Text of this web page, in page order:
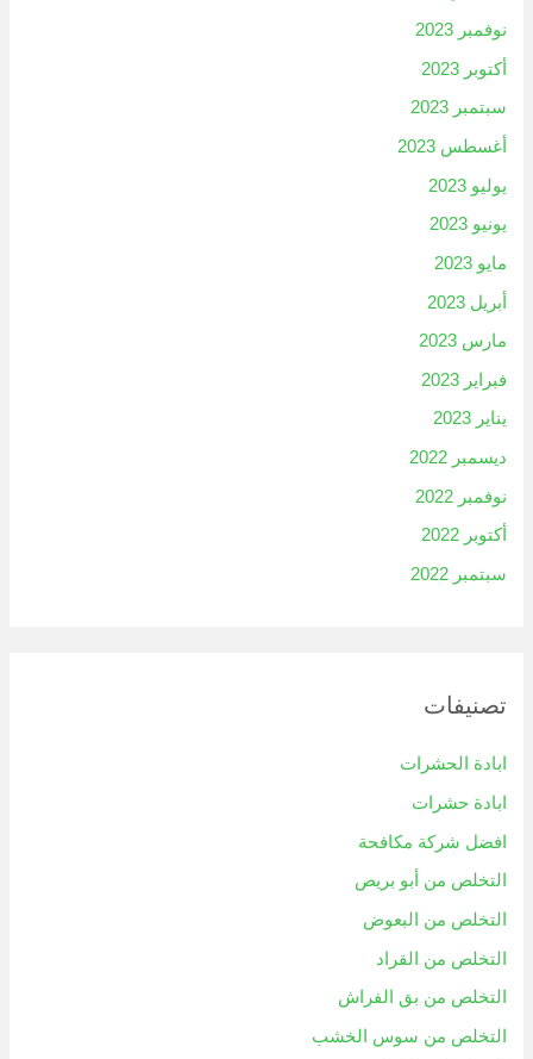
نوفمبر 2023
أكتوبر 2023
سبتمبر 2023
أغسطس 2023
يوليو 2023
يونيو 2023
مايو 2023
أبريل 2023
مارس 2023
فبراير 2023
يناير 2023
ديسمبر 2022
نوفمبر 2022
أكتوبر 2022
سبتمبر 2022
تصنيفات
ابادة الحشرات
ابادة حشرات
افضل شركة مكافحة
التخلص من أبو بريص
التخلص من البعوض
التخلص من القراد
التخلص من بق الفراش
التخلص من سوس الخشب